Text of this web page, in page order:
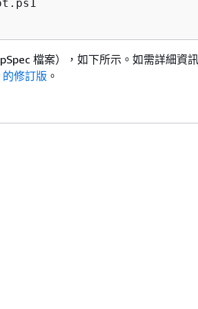
檔案），如下所示。如需詳細資
修訂版 。